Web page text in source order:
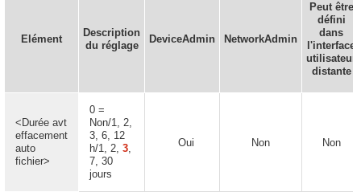
Elément
Description
du réglage
DeviceAdmin NetworkAdmin
Peut être
défini
dans
l'interface
utilisateur
distante
<Durée avt
effacement
auto
fichier>
0 =
Non/1, 2,
3, 6, 12
h/1, 2, 3,
7, 30
jours
Oui Non Non